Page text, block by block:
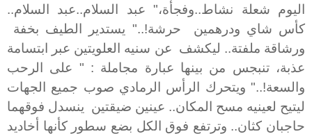
اليوم شعلة نشاط..وفجأة،" عبد السلام..عبد السلام..
كأس شاي ودرهمين حرشة!.." يستدير الطيف بخفة
ورشاقة ملفتة.. ليكشف عن سنيه العلويتين عبر ابتسامة
عذبة، تنبجس من بينها عبارة مجاملة : " على الرحب
والسعة!.." ويتحرك الرأس الرمادي صوب جميع الجهات
ليتيح لعينيه مسح المكان.. عينين ضيقتين ينسدل فوقهما
حاجبان كثان.. وترتفع فوق الكل بضع سطور كأنها أخاديد